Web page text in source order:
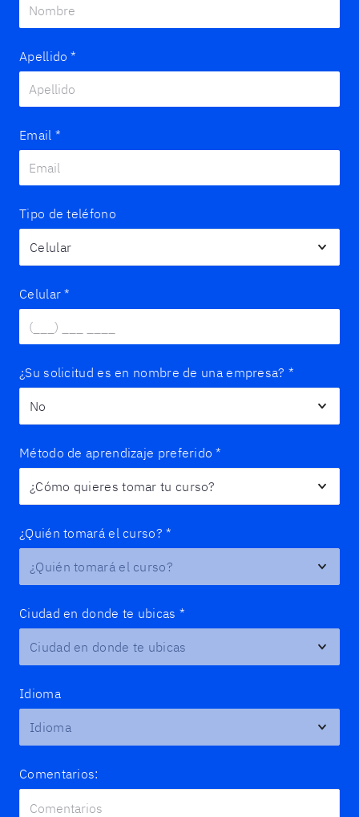
Apellido *
Email *
Tipo de teléfono
Celular *
¿Su solicitud es en nombre de una empresa? *
Método de aprendizaje preferido *
¿Quién tomará el curso? *
Ciudad en donde te ubicas *
Idioma
Comentarios: